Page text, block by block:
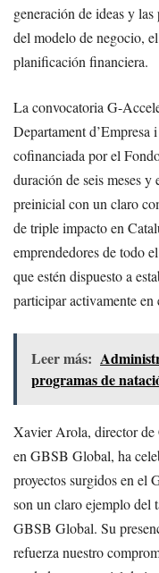
generación de ideas y
del modelo de negocio,
planificación financiera.
La convocatoria G-
Departament
cofinanciada por el
duración de seis meses
preinicial con un claro
de triple impacto en
emprendedores de todo
que estén dispuesto a
participar activamente en
Leer más:
programas de
Xavier Arola, director de
en GBSB Global, ha
proyectos surgidos en
son un claro ejemplo del
GBSB Global. Su
refuerza nuestro